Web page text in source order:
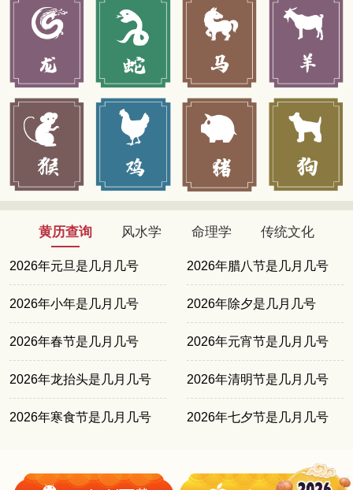
黄历查询 风水学 命理学 传统文化
2026年元旦是几月几号 2026年腊八节是几月几号
2026年小年是几月几号 2026年除夕是几月几号
2026年春节是几月几号 2026年元宵节是几月几号
2026年龙抬头是几月几号 2026年清明节是几月几号
2026年寒食节是几月几号 2026年七夕节是几月几号